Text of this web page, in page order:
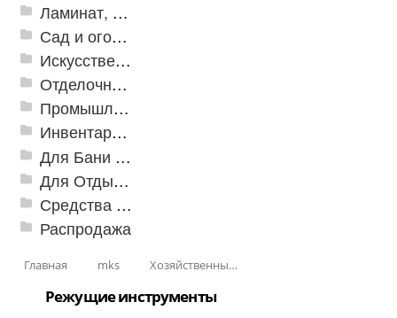
Ламинат, Кварцвиниловая плитка SPC
Сад и огород
Искусственная трава
Отделочные профили
Промышленный текстиль
Инвентарь для клининга
Для Бани и Сауны
Для Отдыха и Пикника
Средства от насекомых и садовых вредителей
Распродажа
Главная mks Хозяйственные принадлежности
Режущие инструменты